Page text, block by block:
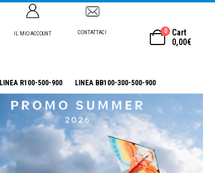
IL MIO ACCOUNT CONTATTACI 0
Cart
0,00€
LINEA R100-500-900 LINEA BB100-300-500-900